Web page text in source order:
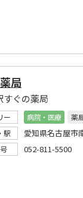
局
すぐの薬局
ー 病院・医療
薬
駅
愛知県名古屋市
052-811-5500